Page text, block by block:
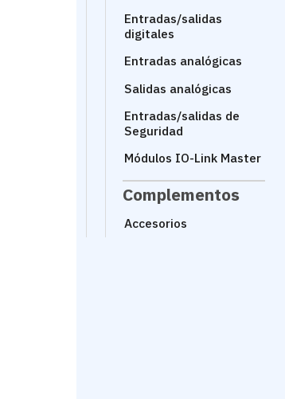
Entradas/salidas
digitales
Entradas analógicas
Salidas analógicas
Entradas/salidas de
Seguridad
Módulos IO-Link Master
Complementos
Accesorios